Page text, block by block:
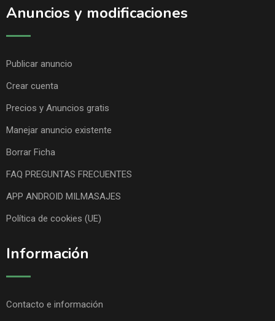
Anuncios y modificaciones
Publicar anuncio
Crear cuenta
Precios y Anuncios gratis
Manejar anuncio existente
Borrar Ficha
FAQ PREGUNTAS FRECUENTES
APP ANDROID MILMASAJES
Política de cookies (UE)
Información
Contacto e información